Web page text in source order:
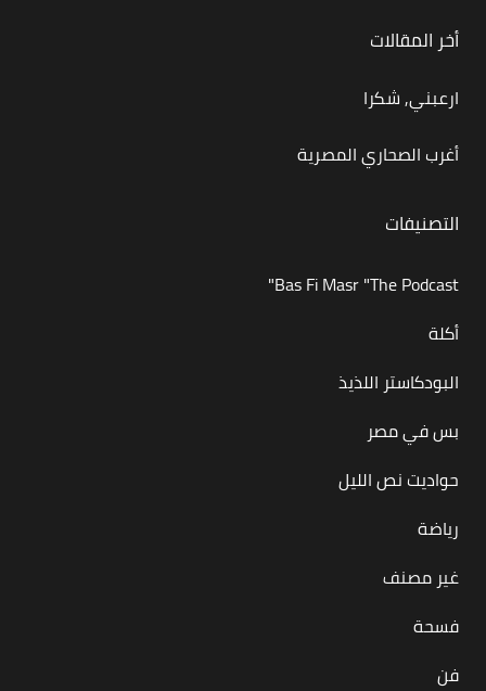
أخر المقالات
ارعبني, شكرا
أغرب الصحاري المصرية
التصنيفات
Bas Fi Masr "The Podcast"
أكلة
البودكاستر اللذيذ
بس في مصر
حواديت نص الليل
رياضة
غير مصنف
فسحة
فن